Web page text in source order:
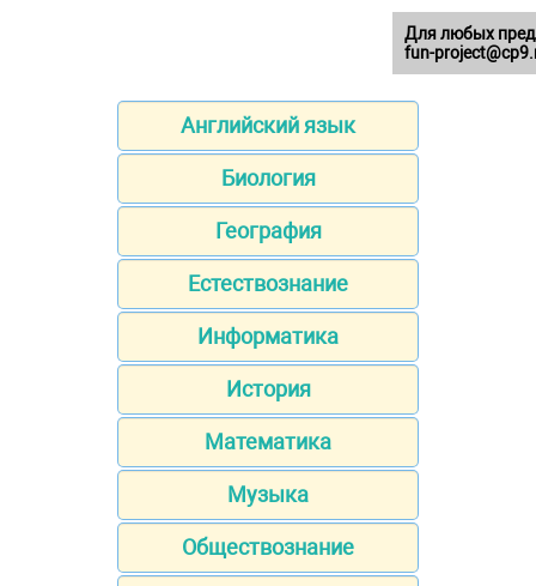
Английский язык
Биология
География
Естествознание
Информатика
История
Математика
Музыка
Обществознание
Для любых
fun-